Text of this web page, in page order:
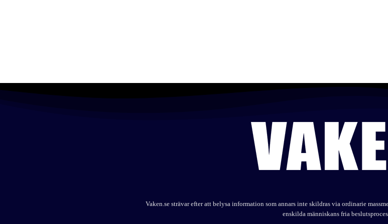
Vaken.se strävar efter att belysa information som annars inte skildras via ordinarie
enskilda människans fria